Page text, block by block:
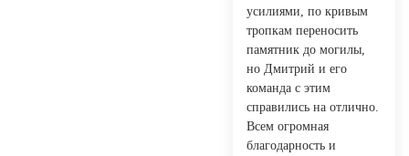
усилиями, по кривым
тропкам переносить
памятник до могилы,
но Дмитрий и его
команда с этим
справились на отлично.
Всем огромная
благодарность и